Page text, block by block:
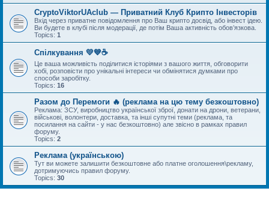
CryptoViktorUAclub — Приватний Клуб Крипто Інвесторів
Вхід через приватне повідомлення про Ваш крипто досвід, або інвест ідею.
Ви будете в клубі після модерації, де потім Ваша активність обов’язкова.
Topics: 1
Спілкування 💛💙☕
Це ваша можливість поділитися історіями з вашого життя, обговорити
хобі, розповісти про унікальні інтереси чи обмінятися думками про
способи заробітку.
Topics: 16
Разом до Перемоги 🔥 (реклама на цю тему безкоштовно)
Реклама: ЗСУ, виробництво української зброї, донати на дрони, ветерани,
військові, волонтери, доставка, та інші супутні теми (реклама, та
посилання на сайти - у нас безкоштовно) але звісно в рамках правил
форуму.
Topics: 2
Реклама (українською)
Тут ви можете залишити безкоштовне або платне оголошення\рекламу,
дотримуючись правил форуму.
Topics: 30